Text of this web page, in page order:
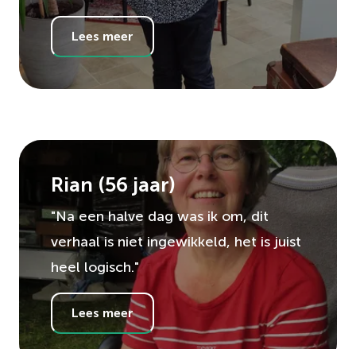
Lees meer
Rian (56jaar)
"Na een halve dag was ik om, dit
verhaal is niet ingewikkeld, het is juist
heel logisch."
Lees meer